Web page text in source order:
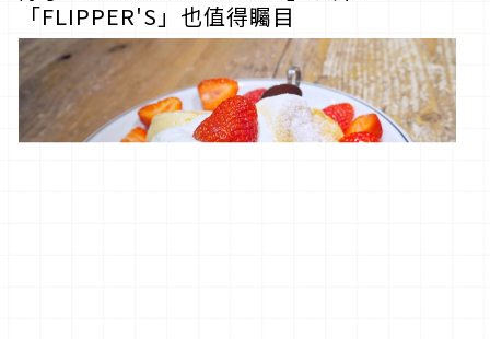
「FLIPPER'S」也值得矚目